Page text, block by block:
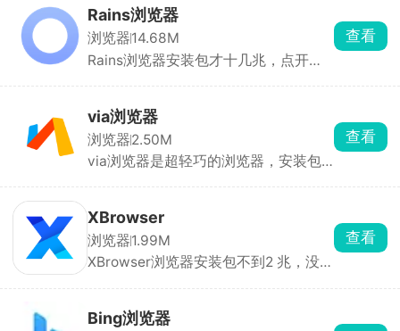
填账号信息。外文网页不用复制跳转翻
译工具，内置翻译一键转中文，浏览海
外资讯很省心。长文页面可开启纯净阅
读模式，屏蔽杂乱广告与弹窗，还能一
一堆页面乱作一团。整体界面干净无多
余推送，网页加载速度稳定，不管查阅
资料、浏览资讯还是日常上网都很方便
实用。
Rains浏览器
浏览器14.68M
Rains浏览器安装包才十几兆，点开加
一键拆解梳理重点，查资料不用来回跳
转软件。支持导入油猴脚本，一键清理
网页推广弹窗、净化小说阅读页面。隐
私防护做得到位，能限制网页擅自读取
境。
查看
via浏览器
浏览器2.50M
via浏览器是超轻巧的浏览器，安装包
功能，上网不会被弹窗打扰，还能自己
添加屏蔽规则。网页里的视频、音频能
直接保存到手机，还能装各类脚本，解
除网页限制、翻译页面都能实现。
查看
‌XBrowser
浏览器1.99M
‌XBrowser浏览器安装包不到2 兆，没有
一键屏蔽，还能导入外部规则强化拦截
查看
Bing浏览器